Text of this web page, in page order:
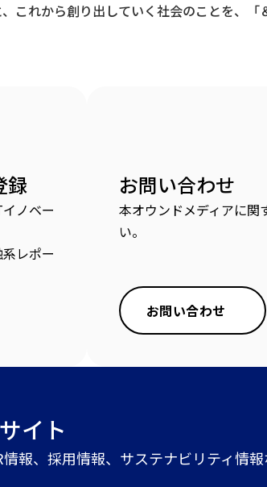
これから創り出していく社会のことを、
録
ノベー
レポー
お問い合わせ
本オウンドメディアに関
い。
お問い合わせ
イト
報、採用情報、サステナビリティ情